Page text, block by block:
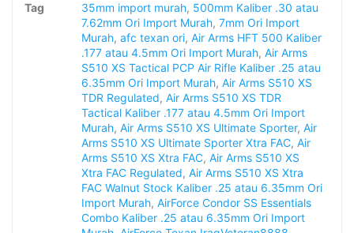
Tag 35mm import murah, 500mm Kaliber .30 atau
7.62mm Ori Import Murah, 7mm Ori Import
Murah, afc texan ori, Air Arms HFT 500 Kaliber
.177 atau 4.5mm Ori Import Murah, Air Arms
S510 XS Tactical PCP Air Rifle Kaliber .25 atau
6.35mm Ori Import Murah, Air Arms S510 XS
TDR Regulated, Air Arms S510 XS TDR
Tactical Kaliber .177 atau 4.5mm Ori Import
Murah, Air Arms S510 XS Ultimate Sporter, Air
Arms S510 XS Ultimate Sporter Xtra FAC, Air
Arms S510 XS Xtra FAC, Air Arms S510 XS
Xtra FAC Regulated, Air Arms S510 XS Xtra
FAC Walnut Stock Kaliber .25 atau 6.35mm Ori
Import Murah, AirForce Condor SS Essentials
Combo Kaliber .25 atau 6.35mm Ori Import